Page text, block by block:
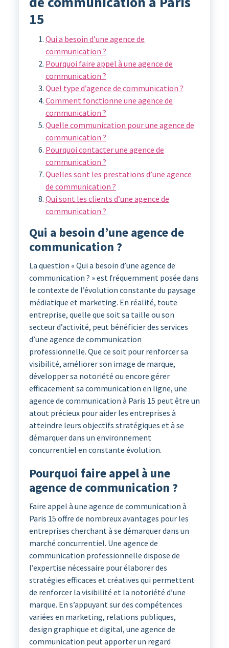
15
Qui a besoin d’une agence de
communication ?
Pourquoi faire appel à une agence de
communication ?
Quel type d’agence de communication ?
Comment fonctionne une agence de
communication ?
Quelle communication pour une agence de
communication ?
Pourquoi contacter une agence de
communication ?
Quelles sont les prestations d’une agence
de communication ?
Qui sont les clients d’une agence de
communication ?
Qui a besoin d’une agence de
communication ?
La question « Qui a besoin d’une agence de
communication ? » est fréquemment posée dans
le contexte de l’évolution constante du paysage
médiatique et marketing. En réalité, toute
entreprise, quelle que soit sa taille ou son
secteur d’activité, peut bénéficier des services
d’une agence de communication
professionnelle. Que ce soit pour renforcer sa
visibilité, améliorer son image de marque,
développer sa notoriété ou encore gérer
efficacement sa communication en ligne, une
agence de communication à Paris 15 peut être un
atout précieux pour aider les entreprises à
atteindre leurs objectifs stratégiques et à se
démarquer dans un environnement
concurrentiel en constante évolution.
Pourquoi faire appel à une
agence de communication ?
Faire appel à une agence de communication à
Paris 15 offre de nombreux avantages pour les
entreprises cherchant à se démarquer dans un
marché concurrentiel. Une agence de
communication professionnelle dispose de
l’expertise nécessaire pour élaborer des
stratégies efficaces et créatives qui permettent
de renforcer la visibilité et la notoriété d’une
marque. En s’appuyant sur des compétences
variées en marketing, relations publiques,
design graphique et digital, une agence de
communication peut apporter un regard